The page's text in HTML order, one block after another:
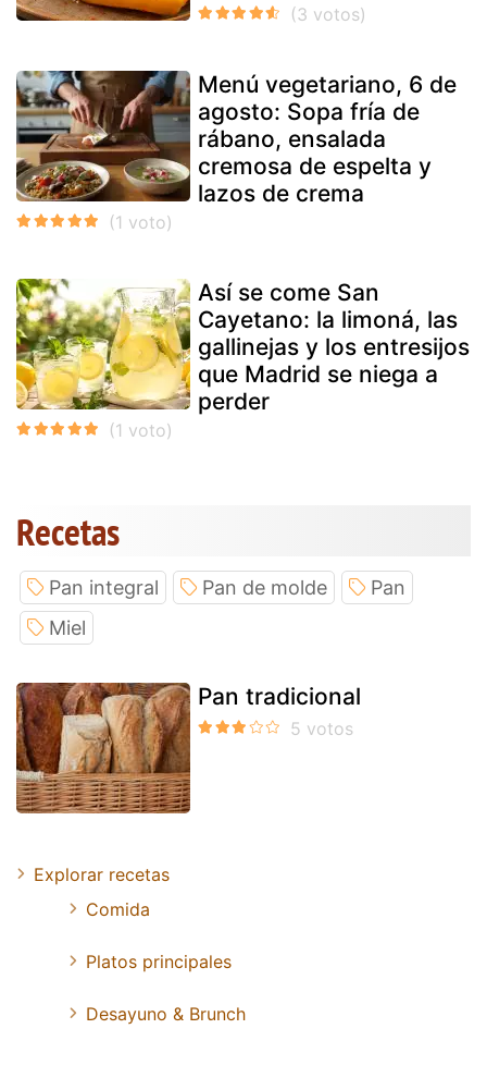
Menú vegetariano, 6 de
agosto: Sopa fría de
rábano, ensalada
cremosa de espelta y
lazos de crema
Así se come San
Cayetano: la limoná, las
gallinejas y los entresijos
que Madrid se niega a
perder
Recetas
Pan integral Pan de molde
Pan
Miel
Pan tradicional
Explorar recetas
Comida
Platos principales
Desayuno & Brunch